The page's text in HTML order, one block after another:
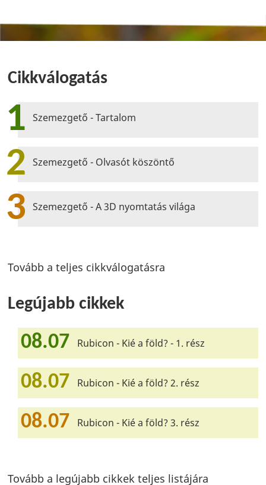
Cikkválogatás
1 Szemezgető - Tartalom
2 Szemezgető - Olvasót köszöntő
3 Szemezgető - A 3D nyomtatás világa
Tovább a teljes cikkválogatásra
Legújabb cikkek
08.07 Rubicon - Kié a föld? - 1. rész
08.07 Rubicon - Kié a föld? 2. rész
08.07 Rubicon - Kié a föld? 3. rész
Tovább a legújabb cikkek teljes listájára